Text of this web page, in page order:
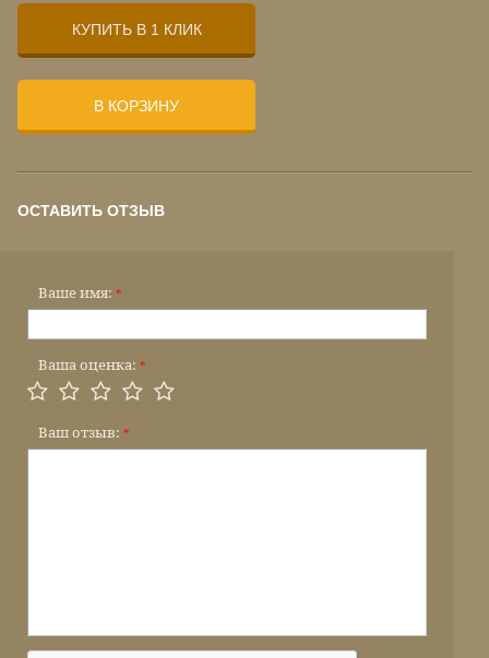
КУПИТЬ В 1 КЛИК
В КОРЗИНУ
ОСТАВИТЬ ОТЗЫВ
Ваше имя: *
Ваша оценка: *
Ваш отзыв: *